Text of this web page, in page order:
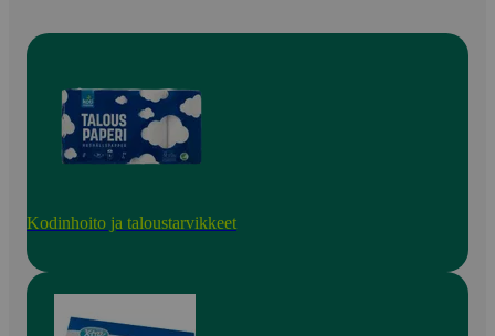
Kodinhoito ja taloustarvikkeet